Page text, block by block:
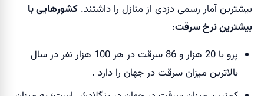
بیشترین آمار رسمی دزدی از منازل را داشتند. کشورهایی با
بیشترین نرخ سرقت:
پرو با 20 هزار و 86 سرقت در هر 100 هزار نفر در سال
بالاترین میزان سرقت در جهان را دارد .